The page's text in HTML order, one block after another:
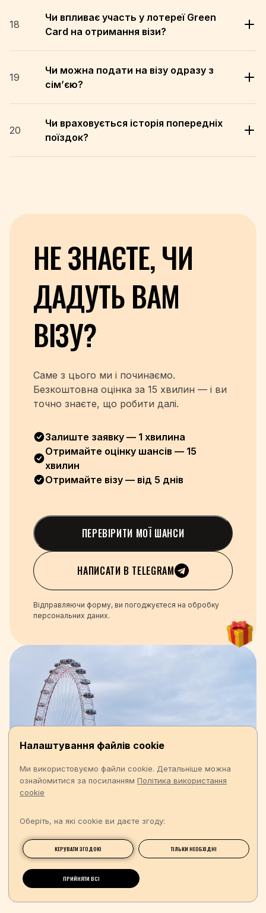
18
Чи впливає участь у лотереї Green
Card на отримання візи?
19
Чи можна подати на візу одразу з
сім’єю?
20
Чи враховується історія попередніх
поїздок?
НЕ ЗНАЄТЕ, ЧИ
ДАДУТЬВАМ
ВІЗУ?
Саме з цього ми і починаємо.
Безкоштовна оцінка за 15 хвилин — і ви
точно знаєте, що робити далі.
Залиште заявку — 1 хвилина
Отримайте оцінку шансів — 15
хвилин
Отримайте візу — від 5 днів
ПЕРЕВІРИТИ МОЇ ШАНСИ
НАПИСАТИ В TELEGRAM
Відправляючи форму, ви погоджуєтеся на обробку
персональних даних.
Налаштування файлів cookie
Ми використовуємо файли cookie. Детальніше можна
ознайомитися за посиланням Політика використання
cookie
Оберіть, на які cookie ви даєте згоду:
КЕРУВАТИ ЗГОДОЮ ТІЛЬКИ НЕОБХІДНІ
ПРИЙНЯТИ ВСІ